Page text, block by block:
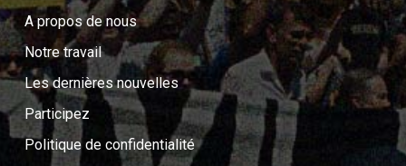
A propos de nous
Notre travail
Les dernières nouvelles
Participez
Politique de confidentialité